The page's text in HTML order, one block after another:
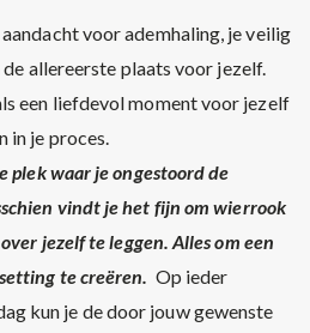
voor ademhaling, je veilig
allereerste plaats voor jezelf.
een liefdevol moment voor jezelf
in je proces.
plek waar je ongestoord de
vindt je het fijn om wierrook
jezelf te leggen. Alles om een
te creëren. Op ieder
kun je de door jouw gewenste